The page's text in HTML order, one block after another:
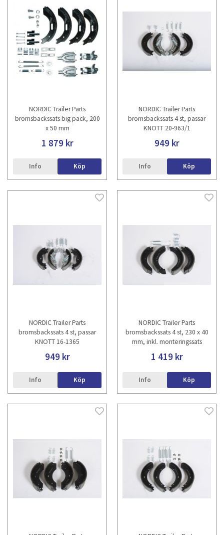
NORDIC Trailer Parts
bromsbackssats big pack, 200
x 50 mm
1 879 kr
Info Köp
NORDIC Trailer Parts
bromsbackssats 4 st, passar
KNOTT 20-963/1
949 kr
Info Köp
NORDIC Trailer Parts
bromsbackssats 4 st, passar
KNOTT 16-1365
949 kr
Info Köp
NORDIC Trailer Parts
bromsbackssats 4 st, 230 x 40
mm, inkl. monteringssats
1 419 kr
Info Köp